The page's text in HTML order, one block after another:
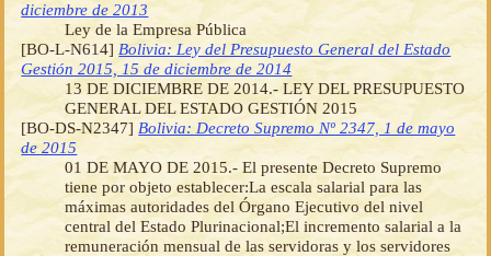
diciembre de 2013
Ley de la Empresa Pública
[BO-L-N614] Bolivia: Ley del Presupuesto General del Estado
Gestión 2015, 15 de diciembre de 2014
13 DE DICIEMBRE DE 2014.- LEY DEL PRESUPUESTO
GENERAL DEL ESTADO GESTIÓN 2015
[BO-DS-N2347] Bolivia: Decreto Supremo Nº 2347, 1 de mayo
de 2015
01 DE MAYO DE 2015.- El presente Decreto Supremo
tiene por objeto establecer:La escala salarial para las
máximas autoridades del Órgano Ejecutivo del nivel
central del Estado Plurinacional;El incremento salarial a la
remuneración mensual de las servidoras y los servidores